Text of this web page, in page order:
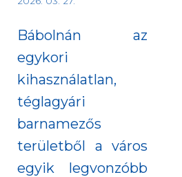
Bábolnán az
egykori
kihasználatlan,
téglagyári
barnamezős
területből a város
egyik legvonzóbb